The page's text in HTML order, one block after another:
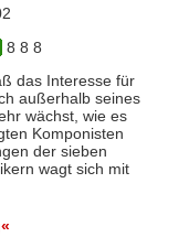
8 8 8
das Interesse für
außerhalb seines
wächst, wie es
Komponisten
der sieben
wagt sich mit